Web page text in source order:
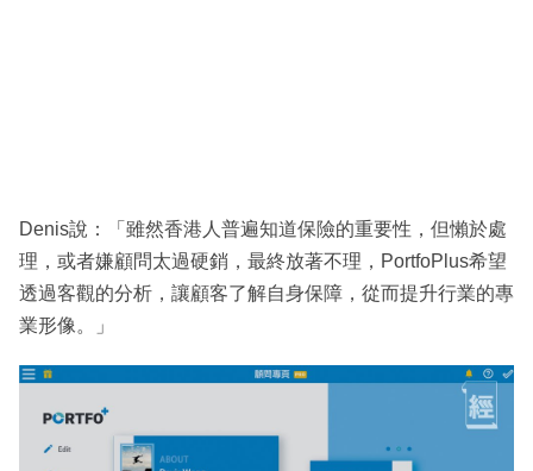
Denis說：「雖然香港人普遍知道保險的重要性，但懶於處
理，或者嫌顧問太過硬銷，最終放著不理，PortfoPlus希望
透過客觀的分析，讓顧客了解自身保障，從而提升行業的專
業形像。」